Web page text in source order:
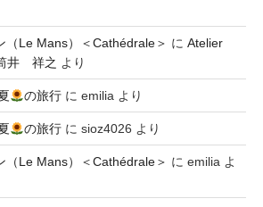
（Le Mans）＜Cathédrale＞ に Atelier
井 祥之 より
の旅行に emiliaより
の旅行に sioz4026 より
（Le Mans）＜Cathédrale＞ に emiliaよ